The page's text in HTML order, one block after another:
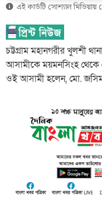
এই কার্ডটি সোশ্যাল
চট্টগ্রাম মহানগরীর খুলশী
আসামীকে ময়মনসিংহ থেকে
ওই আসামী হলেন, মো.